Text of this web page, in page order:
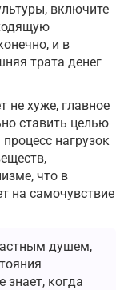
включите
и в
трата денег
не хуже, главное
ставить целью
нагрузок
что в
на самочувствие
душем,
знает, когда